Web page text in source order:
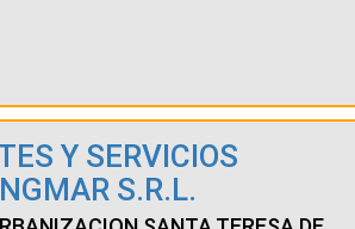
Y SERVICIOS
S.R.L.